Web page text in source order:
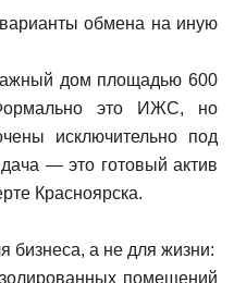
обмена на иную
дом площадью 600
это ИЖС, но
исключительно под
— это готовый актив
Красноярска.
бизнеса, а не для жизни:
помещений